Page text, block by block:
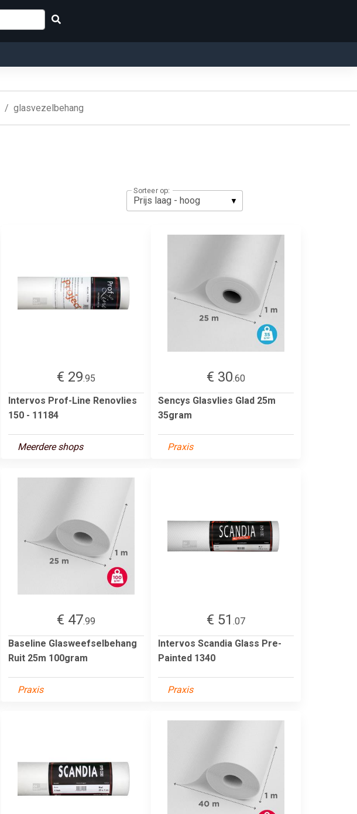
glasvezelbehang
Sorteer op:
€ 29.95
Intervos Prof-Line Renovlies
150 - 11184
Meerdere shops
€ 30.60
Sencys Glasvlies Glad 25m
35gram
Praxis
€ 47.99
Baseline Glasweefselbehang
Ruit 25m 100gram
Praxis
€ 51 .07
Intervos Scandia Glass Pre-
Painted 1340
Praxis